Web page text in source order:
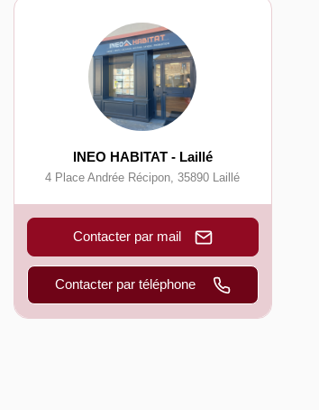
INEO HABITAT - Laillé
4 Place Andrée Récipon,35890 Laillé
Contacter par mail
Contacter par téléphone